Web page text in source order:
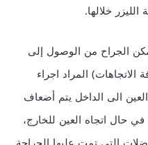
خلالها.
الجراح من الوصول إلى
المراد اجراء
الى الداخل يتم أضعاف
حال اتجاه العين للخارج،